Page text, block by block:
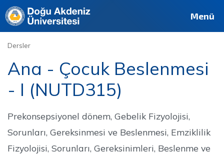
Site Personel
Deutsch Français Menü
Dersler
Ana - Çocuk Beslenmesi
- I (NUTD315)
Prekonsepsiyonel dönem, Gebelik Fizyolojisi,
Sorunları, Gereksinmesi ve Beslenmesi, Emziklilik
Fizyolojisi, Sorunları, Gereksinimleri, Beslenme ve